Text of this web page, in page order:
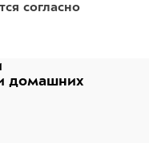
согласно
домашних